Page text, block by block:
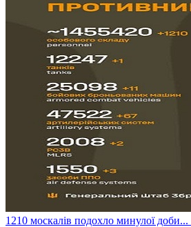
​1210 москалів подохло минулої доби...